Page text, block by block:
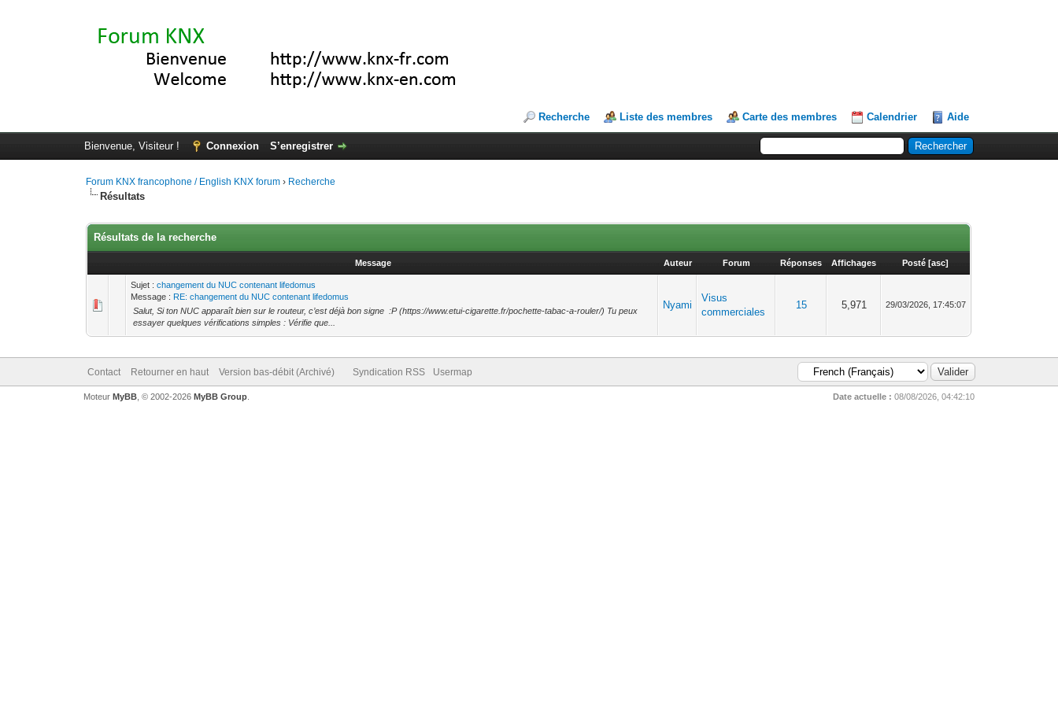
Recherche Liste des membres Carte des membres Calendrier Aide
Bienvenue, Visiteur ! Connexion S’enregistrer
Forum KNX francophone / English KNX forum › Recherche
Résultats
Résultats de la recherche
Message Auteur Forum Réponses Affichages Posté [asc]
Sujet :changement du NUC contenant lifedomus
Message : RE: changement du NUC contenant lifedomus
Salut, Si ton NUC apparaît bien sur le routeur, c’est déjà bon signe :P (https://www.etui-cigarette.fr/pochette-tabac-a-rouler/) Tu peux
essayer quelques vérifications simples : Vérifie que...
Nyami
Visus
commerciales
15 5,971 29/03/2026, 17:45:07
Contact Retourner en haut Version bas-débit (Archivé) Syndication RSS Usermap
Date actuelle : 08/08/2026, 04:42:10
Moteur MyBB, © 2002-2026 MyBB Group.